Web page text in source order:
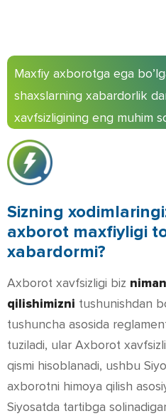
Maxfiy axborotga ega
shaxslarning xabardorlik
xavfsizligining eng muhim
Sizning
axborot maxfiyligi
xabardormi?
Axborot xavfsizligi biz
qilishimizni tushunishdan
tushuncha asosida
tuziladi, ular Axborot
qismi hisoblanadi, ushbu
axborotni himoya qilish
Siyosatda tartibga